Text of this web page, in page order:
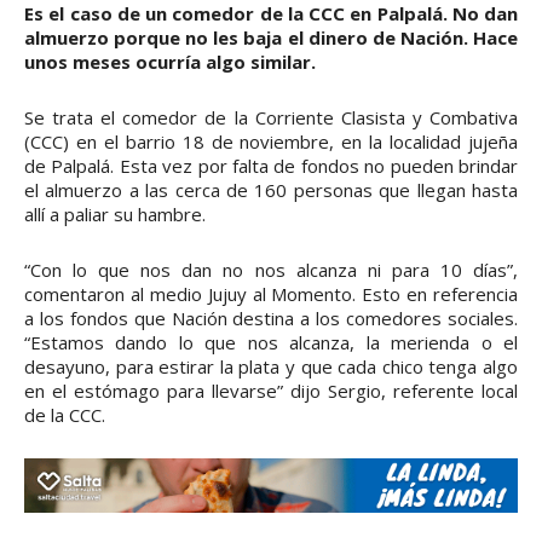
Es el caso de un comedor de la CCC en Palpalá. No dan
almuerzo porque no les baja el dinero de Nación. Hace
unos meses ocurría algo similar.
Se trata el comedor de la Corriente Clasista y Combativa
(CCC) en el barrio 18 de noviembre, en la localidad jujeña
de Palpalá. Esta vez por falta de fondos no pueden brindar
el almuerzo a las cerca de 160 personas que llegan hasta
allí a paliar su hambre.
“Con lo que nos dan no nos alcanza ni para 10 días”,
comentaron al medio Jujuy al Momento. Esto en referencia
a los fondos que Nación destina a los comedores sociales.
“Estamos dando lo que nos alcanza, la merienda o el
desayuno, para estirar la plata y que cada chico tenga algo
en el estómago para llevarse” dijo Sergio, referente local
de la CCC.